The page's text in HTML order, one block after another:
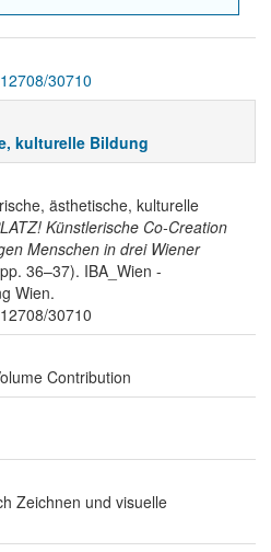
30710
kulturelle Bildung
ästhetische, kulturelle
Künstlerische Co-Creation
Menschen in drei Wiener
36–37). IBA_Wien -
Wien.
30710
Contribution
Zeichnen und visuelle